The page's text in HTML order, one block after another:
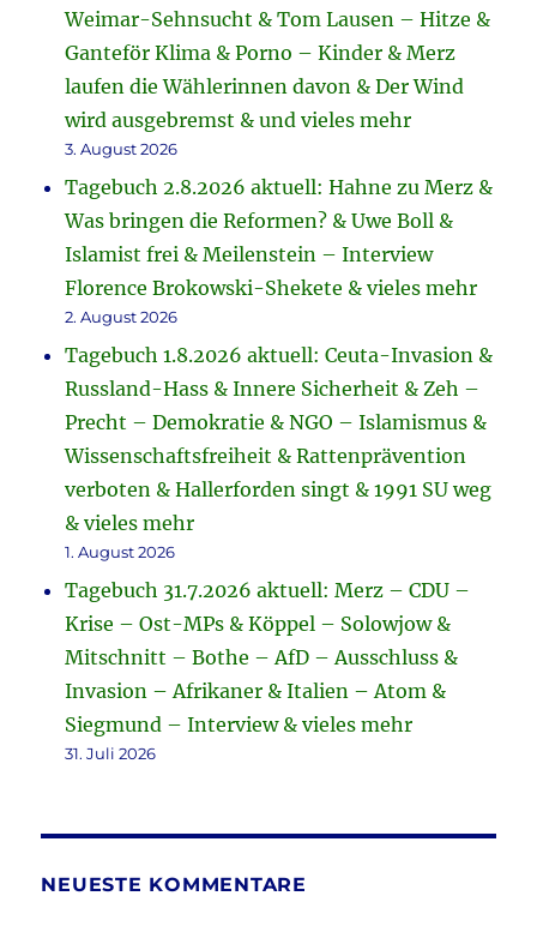
Weimar-Sehnsucht & Tom Lausen – Hitze &
Ganteför Klima & Porno – Kinder & Merz
laufen die Wählerinnen davon & Der Wind
wird ausgebremst & und vieles mehr
3. August 2026
Tagebuch 2.8.2026 aktuell: Hahne zu Merz &
Was bringen die Reformen? & Uwe Boll &
Islamist frei & Meilenstein – Interview
Florence Brokowski-Shekete & vieles mehr
2. August 2026
Tagebuch 1.8.2026 aktuell: Ceuta-Invasion &
Russland-Hass & Innere Sicherheit & Zeh –
Precht – Demokratie & NGO – Islamismus &
Wissenschaftsfreiheit & Rattenprävention
verboten & Hallerforden singt & 1991 SU weg
& vieles mehr
1. August 2026
Tagebuch 31.7.2026 aktuell: Merz – CDU –
Krise – Ost-MPs & Köppel – Solowjow &
Mitschnitt – Bothe – AfD – Ausschluss &
Invasion – Afrikaner & Italien – Atom &
Siegmund – Interview & vieles mehr
31. Juli 2026
NEUESTE KOMMENTARE